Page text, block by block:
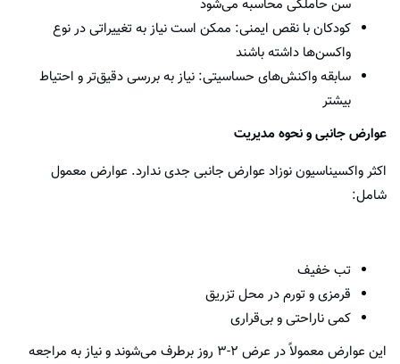
سن حاملگی محاسبه می‌شود
کودکان با نقص ایمنی: ممکن است نیاز به تغییراتی در نوع
واکسن‌ها داشته باشند
سابقه واکنش‌های حساسیتی: نیاز به بررسی دقیق‌تر و احتیاط
بیشتر
عوارض جانبی و نحوه مدیریت
اکثر واکسیناسیون نوزاد عوارض جانبی جدی ندارد. عوارض معمول
شامل:
تب خفیف
قرمزی و تورم در محل تزریق
کمی ناراحتی و بی‌قراری
این عوارض معمولاً در عرض ۲-۳ روز برطرف می‌شوند و نیاز به مراجعه